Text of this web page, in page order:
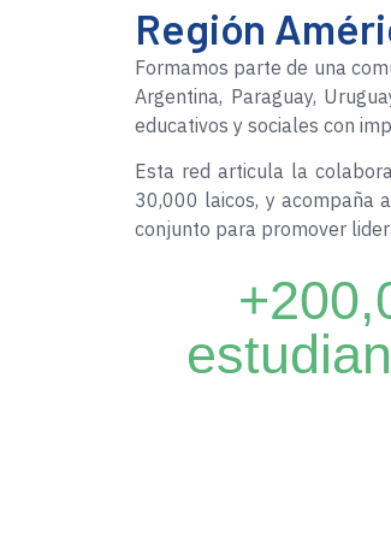
Región
Formamos parte de una
Argentina, Paraguay,
educativos y sociales con
Esta red articula la
30,000 laicos, y acompaña
conjunto para promover